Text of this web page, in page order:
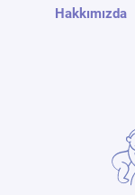
Hakkımızda